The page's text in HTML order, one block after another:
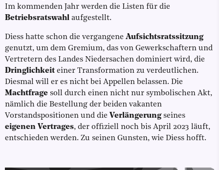
Im kommenden Jahr werden die Listen für die
Betriebsratswahl aufgestellt.
Diess hatte schon die vergangene Aufsichtsratssitzung
genutzt, um dem Gremium, das von Gewerkschaftern und
Vertretern des Landes Niedersachen dominiert wird, die
Dringlichkeit einer Transformation zu verdeutlichen.
Diesmal will er es nicht bei Appellen belassen. Die
Machtfrage soll durch einen nicht nur symbolischen Akt,
nämlich die Bestellung der beiden vakanten
Vorstandspositionen und die Verlängerungseines
eigenen Vertrages, der offiziell noch bis April 2023 läuft,
entschieden werden. Zu seinen Gunsten, wie Diess hofft.